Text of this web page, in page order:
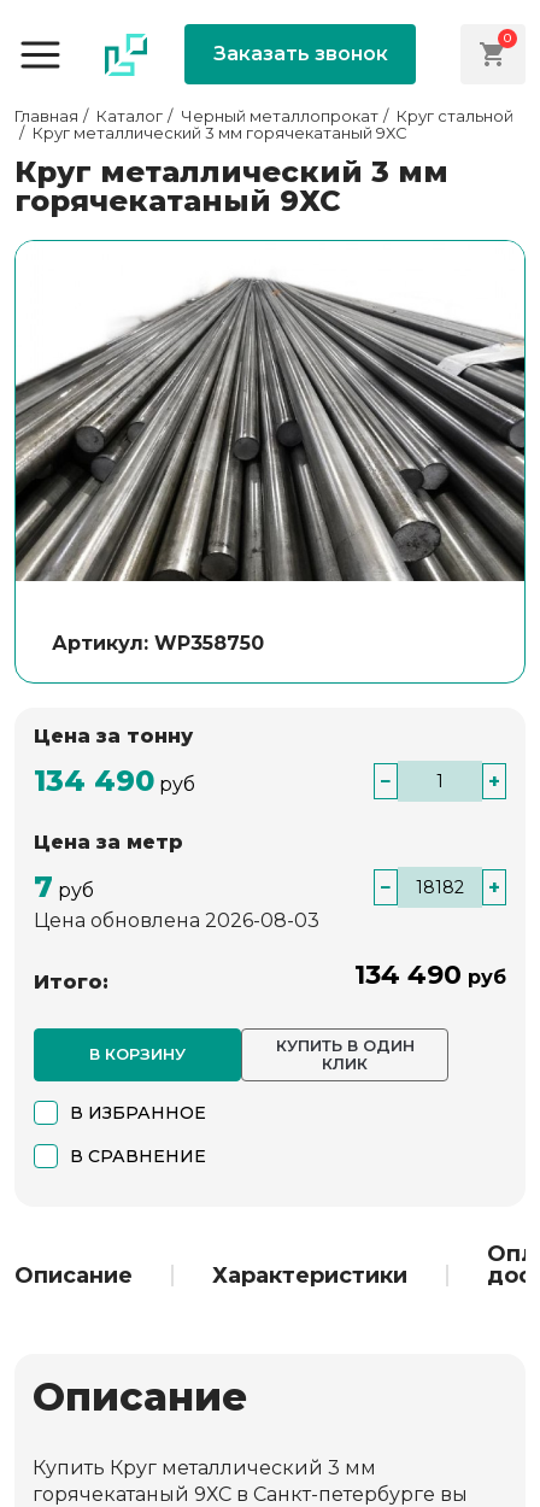
Заказать звонок
0
Главная Каталог Черный металлопрокат
Круг стальной
Круг металлический 3 мм горячекатаный 9ХС
Круг металлический 3 мм
горячекатаный 9ХС
Артикул: WP358750
Цена за тонну
134 490 руб − +
Цена за метр
7 руб −
+
Цена обновлена 2026-08-03
Итого: 134 490 руб
В КОРЗИНУ
КУПИТЬ В ОДИН
КЛИК
В ИЗБРАННОЕ
В СРАВНЕНИЕ
Описание Характеристики
Описание
Купить Круг металлический 3 мм
горячекатаный 9ХС в Санкт-петербурге вы